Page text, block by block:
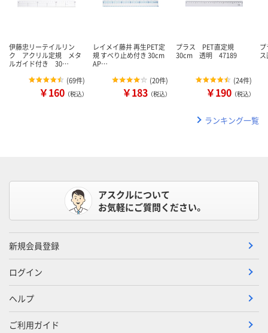
伊藤忠リーテイルリン
ク アクリル定規 メタ
ルガイド付き 30…
(69件)
￥160 （税込）
レイメイ藤井 再生PET定
規 すべり止め付き 30cm
AP…
(20件)
￥183 （税込）
プラス PET直定規
30cm 透明 47189
(24件)
￥190 （税込）
ランキング一覧
アスクルについて
お気軽にご質問ください。
新規会員登録
ログイン
ヘルプ
ご利用ガイド